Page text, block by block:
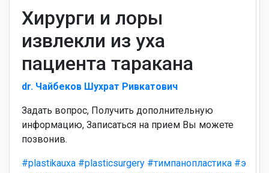
Хирурги и лоры
извлекли из уха
пациента таракана
dr. Чайбеков Шухрат Ривкатович
Задать вопрос, Получить дополнительную
информацию, Записаться на прием Вы можете
позвонив.
#plastikauxa #plasticsurgery #тимпанопластика #э